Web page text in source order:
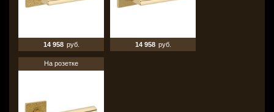
14 958 руб. 14 958 руб.
На розетке